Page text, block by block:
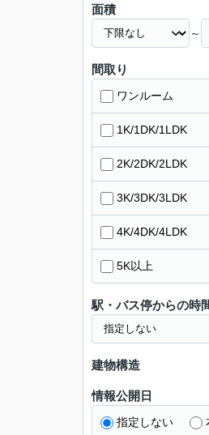
面積
～
間取り
ワンルーム
1K/1DK/1LDK
2K/2DK/2LDK
3K/3DK/3LDK
4K/4DK/4LDK
5K以上
駅・バス停からの時
建物構造
情報公開日
指定しない